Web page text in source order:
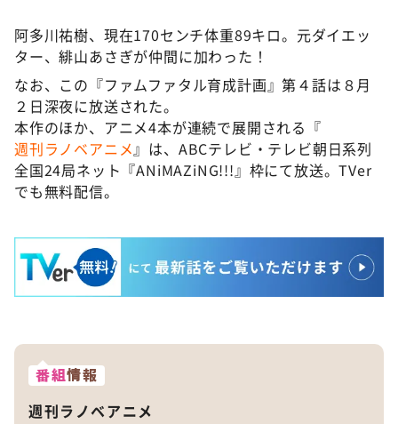
阿多川祐樹、現在170センチ体重89キロ。元ダイエッ
ター、緋山あさぎが仲間に加わった！
なお、この『ファムファタル育成計画』第４話は８月
２日深夜に放送された。
本作のほか、アニメ4本が連続で展開される『
週刊ラノベアニメ 』は、ABCテレビ・テレビ朝日系列
全国24局ネット『ANiMAZiNG!!!』枠にて放送。TVer
でも無料配信。
番組情報
週刊ラノベアニメ